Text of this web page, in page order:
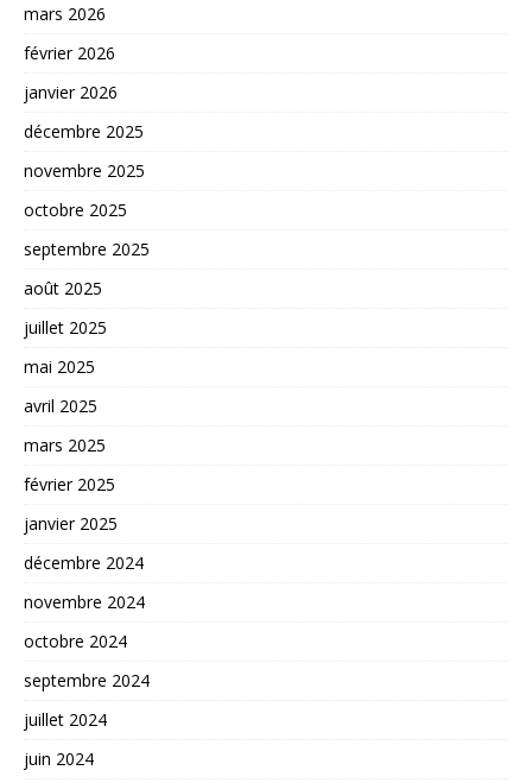
mars 2026
février 2026
janvier 2026
décembre 2025
novembre 2025
octobre 2025
septembre 2025
août 2025
juillet 2025
mai 2025
avril 2025
mars 2025
février 2025
janvier 2025
décembre 2024
novembre 2024
octobre 2024
septembre 2024
juillet 2024
juin 2024